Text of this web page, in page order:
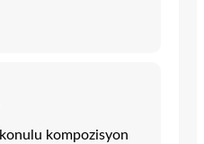
kompozisyon